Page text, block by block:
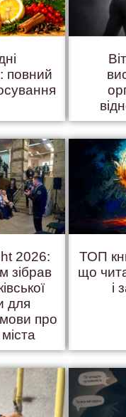
повний
2026:
зібрав
для
про
ТОП
що
і